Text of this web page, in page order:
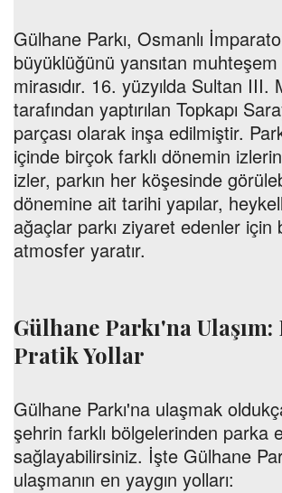
Gülhane Parkı, Osmanlı
büyüklüğünü yansıtan
mirasıdır. 16. yüzyılda Sultan III.
tarafından yaptırılan Topkapı
parçası olarak inşa edilmiştir.
içinde birçok farklı dönemin
izler, parkın her köşesinde
dönemine ait tarihi yapılar,
ağaçlar parkı ziyaret edenler için
atmosfer yaratır.
Gülhane Parkı'na Ulaşım:
Pratik Yollar
Gülhane Parkı'na ulaşmak
şehrin farklı bölgelerinden parka
sağlayabilirsiniz. İşte Gülhane
ulaşmanın en yaygın yolları: